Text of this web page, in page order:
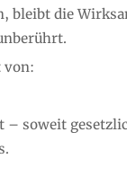
bleibt die
von:
– soweit